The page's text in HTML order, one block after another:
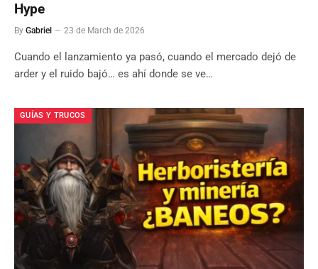
Hype
By Gabriel 23 de March de 2026
Cuando el lanzamiento ya pasó, cuando el mercado dejó de
arder y el ruido bajó… es ahí donde se ve…
GUÍAS Y TRUCOS